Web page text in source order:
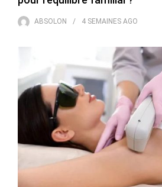
ABSOLON 4 SEMAINES AGO